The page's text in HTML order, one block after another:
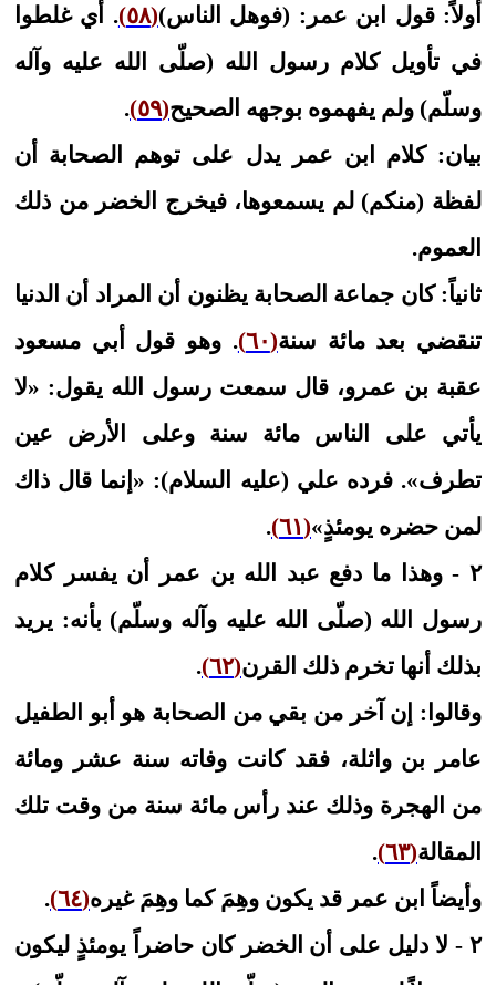
أولاً: قول ابن عمر: (فوهل الناس)(٥٨)
. أي غلطوا
في تأويل كلام رسول الله (صلّى الله عليه وآله
وسلّم) ولم يفهموه بوجهه الصحيح(٥٩)
.
بيان: كلام ابن عمر يدل على توهم الصحابة أن
لفظة (منكم) لم يسمعوها، فيخرج الخضر من ذلك
العموم.
ثانياً: كان جماعة الصحابة يظنون أن المراد أن الدنيا
تنقضي بعد مائة سنة(٦٠)
. وهو قول أبي مسعود
عقبة بن عمرو، قال سمعت رسول الله يقول: «لا
يأتي على الناس مائة سنة وعلى الأرض عين
تطرف». فرده علي (عليه السلام): «إنما قال ذاك
لمن حضره يومئذٍ»(٦١)
.
٢ - وهذا ما دفع عبد الله بن عمر أن يفسر كلام
رسول الله (صلّى الله عليه وآله وسلّم) بأنه: يريد
بذلك أنها تخرم ذلك القرن(٦٢)
.
وقالوا: إن آخر من بقي من الصحابة هو أبو الطفيل
عامر بن واثلة، فقد كانت وفاته سنة عشر ومائة
من الهجرة وذلك عند رأس مائة سنة من وقت تلك
المقالة(٦٣)
.
وأيضاً ابن عمر قد يكون وهِمَ كما وهِمَ غيره(٦٤)
.
٢ - لا دليل على أن الخضر كان حاضراً يومئذٍ ليكون